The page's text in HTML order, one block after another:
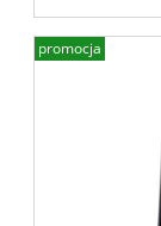
promocja